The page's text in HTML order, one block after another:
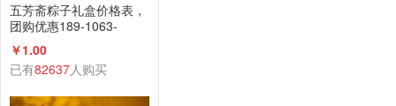
五芳斋粽子礼盒价格表，
团购优惠189-1063-
2198(微信同号)
￥1.00
已有82637人购买